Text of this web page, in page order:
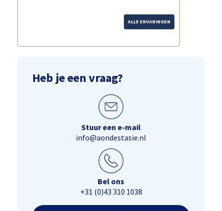
ALLE ERVARINGEN
Heb je een vraag?
Stuur een e-mail
info@aondestasie.nl
Bel ons
+31 (0)43 310 1038